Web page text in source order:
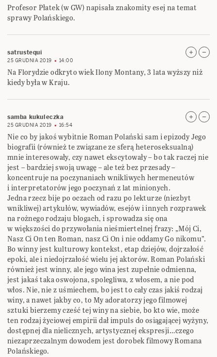
Profesor Płatek (w GW) napisała znakomity esej na temat
sprawy Polańskiego.
satrustequi
25 GRUDNIA 2019 14:00
Na Florydzie odkryto wiek Ilony Montany, 3 lata wyższy niż
kiedy była w Kraju.
samba kukuleczka
25 GRUDNIA 2019 16:54
Nie co by jakoś wybitnie Roman Polański sam i epizody Jego
biografii (również te związane ze sferą heteroseksualną)
mnie interesowały, czy nawet ekscytowały – bo tak raczej nie
jest – bardziej swoją uwagę – ale też bez przesady –
koncentruje na poczynaniach wnikliwych hermeneutów
i interpretatorów jego poczynań z lat minionych.
Jedna rzecz bije po oczach od razu po lekturze (niezbyt
wnikliwej) artykułów, wywiadów, esejów i innych rozprawek
na rożnego rodzaju blogach, i sprowadza się ona
w większości do przywołania nieśmiertelnej frazy: „Mój Ci,
Nasz Ci On ten Roman, nasz Ci On i nie oddamy Go nikomu”.
Bo winny jest kulturowy kontekst, etap dziejów, dojrzałość
epoki, ale i niedojrzałość wielu jej aktorów. Roman Polański
również jest winny, ale jego wina jest zupełnie odmienna,
jest jakaś taka oswojona, spolegliwa, z włosem, a nie pod
włos. Nie, nie z uśmiechem, bo jest to cały czas jakiś rodzaj
winy, a nawet jakby co, to My adoratorzy jego filmowej
sztuki bierzemy cześć tej winy na siebie, bo kto wie, może
ten rodzaj życiowej empirii dał impuls do osiągającej wyżyny,
dostępnej dla nielicznych, artystycznej ekspresji…czego
niezaprzeczalnym dowodem jest dorobek filmowy Romana
Polańskiego.